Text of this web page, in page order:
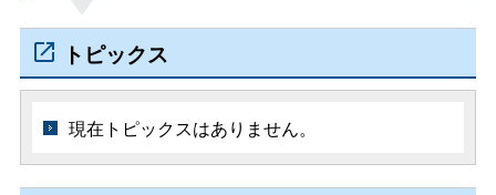
トピックス
現在トピックスはありません。